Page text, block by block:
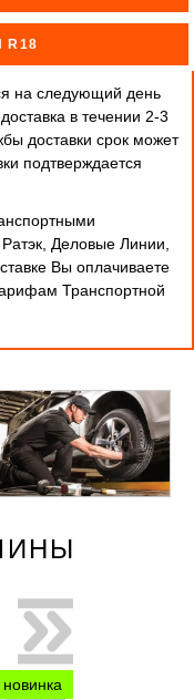
на следующий день
в течении 2-3
доставки срок может
подтверждается
Деловые Линии,
Вы оплачиваете
Транспортной
новинка